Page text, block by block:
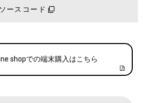
ソースコード
shopでの端末購入はこちら